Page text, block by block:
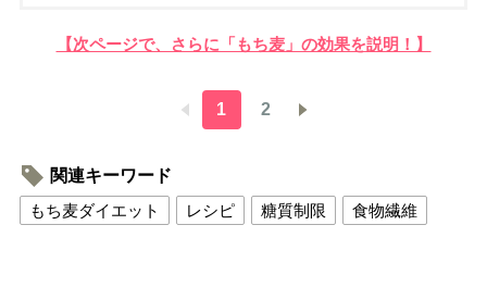
【次ページで、さらに「もち麦」の効果を説明！】
1 2
関連キーワード
もち麦ダイエット
レシピ 糖質制限 食物繊維